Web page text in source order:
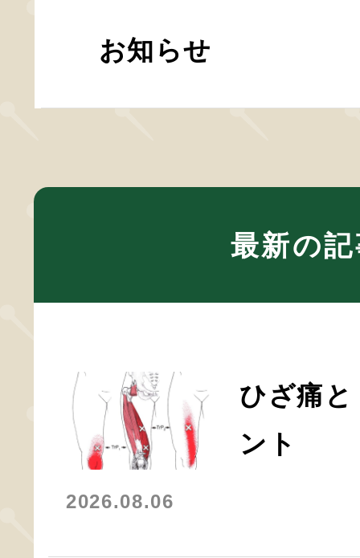
お知らせ
最新の
ひざ痛
ント
2026.08.06